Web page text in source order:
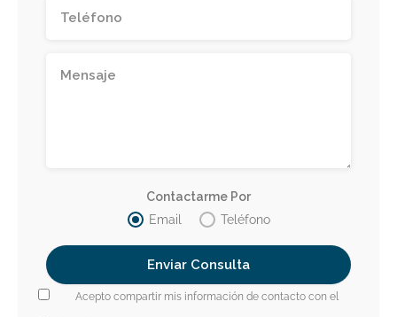
Contactarme Por
Email
Teléfono
Acepto compartir mis información de contacto con el